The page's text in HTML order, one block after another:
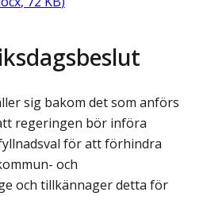
sig bakom det som anförs
regeringen bör införa
för att förhindra
och
och tillkännager detta för